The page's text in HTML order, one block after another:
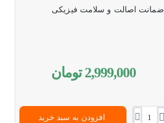
ضمانت اصالت و سلامت فیزیکی
2,999,000 تومان
افزودن به سبد خرید